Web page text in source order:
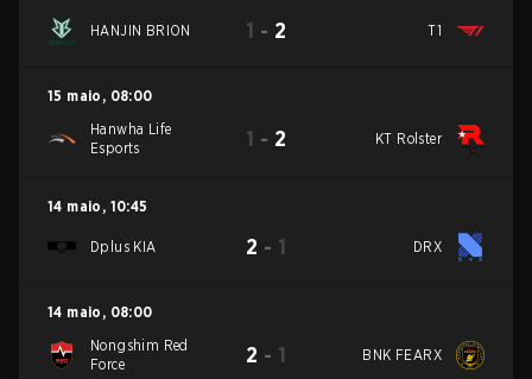
HANJIN BRION 1 - 2 T1
15 maio , 08:00
Hanwha Life
Esports
1 - 2 KT Rolster
14 maio , 10:45
Dplus KIA 2 - 1 DRX
14 maio , 08:00
Nongshim Red
Force
2 - 1 BNK FEARX